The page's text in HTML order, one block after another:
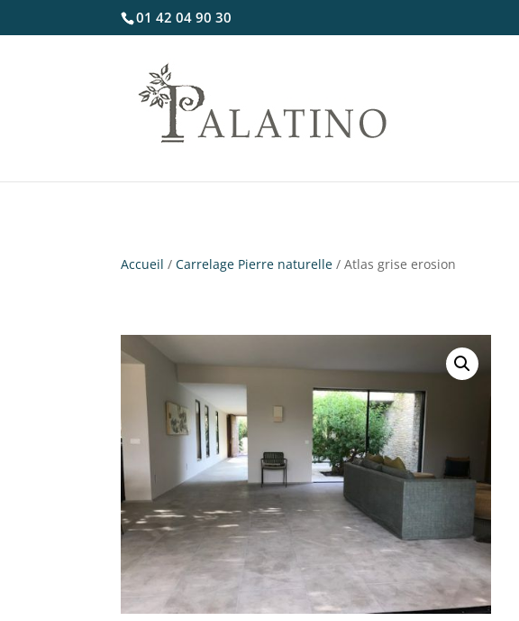
01 42 04 90 30
Accueil /Carrelage Pierre naturelle / Atlas grise erosion